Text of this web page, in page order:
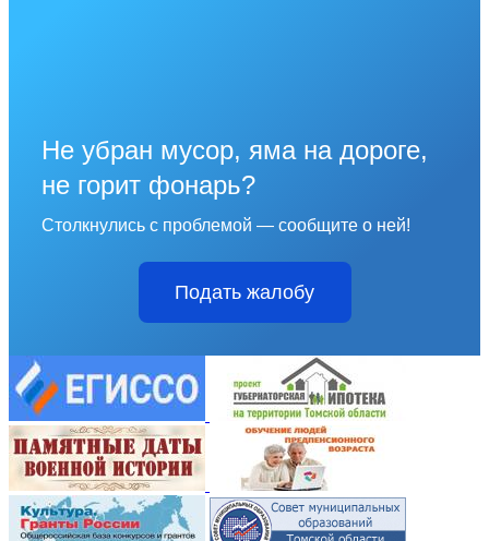
Не убран мусор, яма на дороге,
не горит фонарь?
Столкнулись с проблемой — сообщите о ней!
Подать жалобу